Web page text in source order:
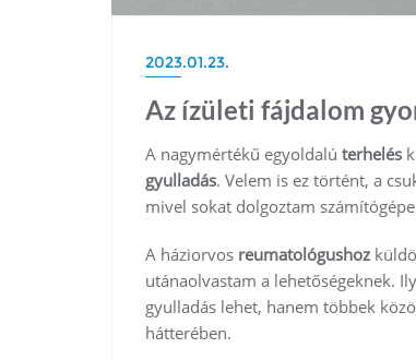
2023.01.23.
Az ízületi fájdalom
A nagymértékű egyoldalú terhelés
gyulladás. Velem is ez történt, a
mivel sokat dolgoztam
A háziorvos reumatológushoz
utánaolvastam a lehetőségeknek.
gyulladás lehet, hanem többek
hátterében.